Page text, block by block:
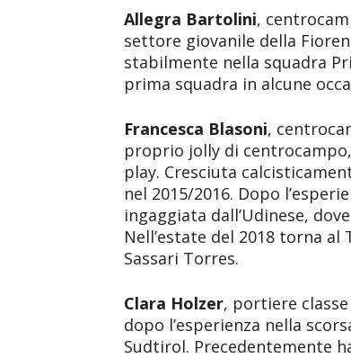
Allegra Bartolini,
settore giovanile della
stabilmente nella squadra
prima squadra in alcune
Francesca Blasoni,
proprio jolly di
play. Cresciuta
nel 2015/2016. Dopo
ingaggiata dall’Udinese,
Nell’estate del 2018 torna
Sassari Torres.
Clara Holzer, portiere
dopo l’esperienza nella
Sudtirol. Precedentemente